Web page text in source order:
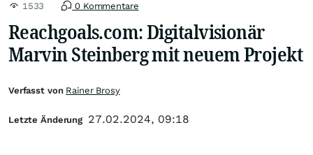
1533 0 Kommentare
Reachgoals.com: Digitalvisionär
Marvin Steinberg mit neuem Projekt
Verfasst von Rainer Brosy
Letzte Änderung 27.02.2024, 09:18